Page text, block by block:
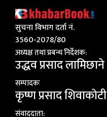
सुचना विभाग दर्ता नं.
3560-2078/80
अध्यक्ष तथा प्रबन्ध निर्देशक:
उद्धव प्रसाद लामिछाने
सम्पादकः
कृष्ण प्रसाद शिवाकाेटी
संवाददाता: